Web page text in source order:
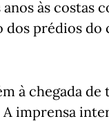
às costas
prédios do
à chegada
imprensa